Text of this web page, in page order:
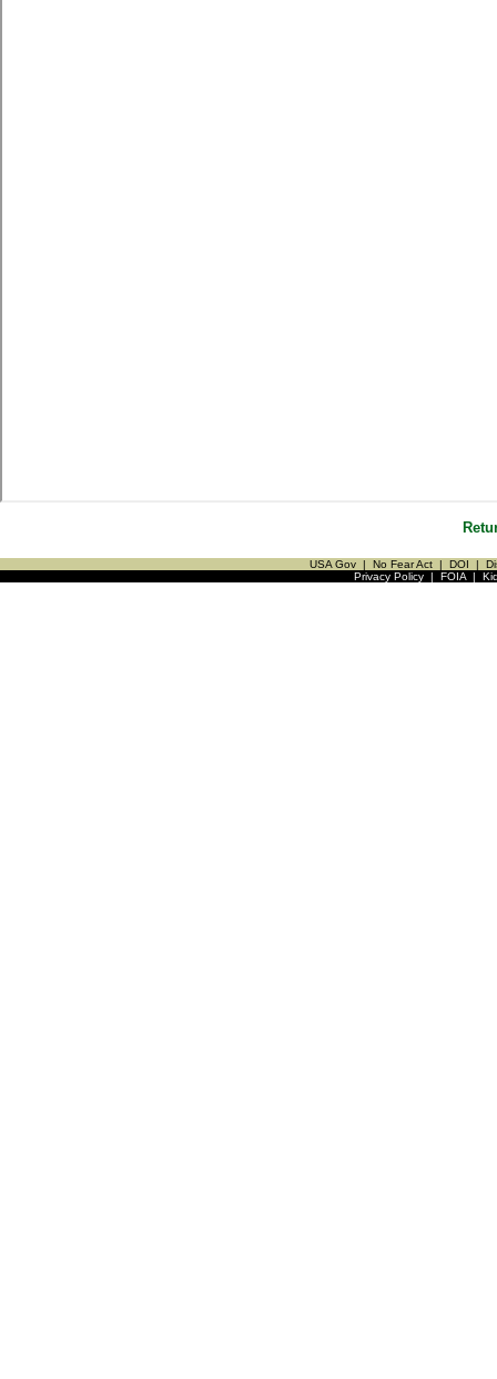
USA Gov | No Fear Act | DOI |
Privacy Policy| FOIA|